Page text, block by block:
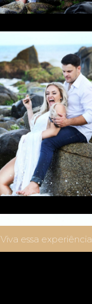
Viva essa experiência